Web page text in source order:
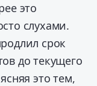
это
слухами.
срок
до текущего
это тем,